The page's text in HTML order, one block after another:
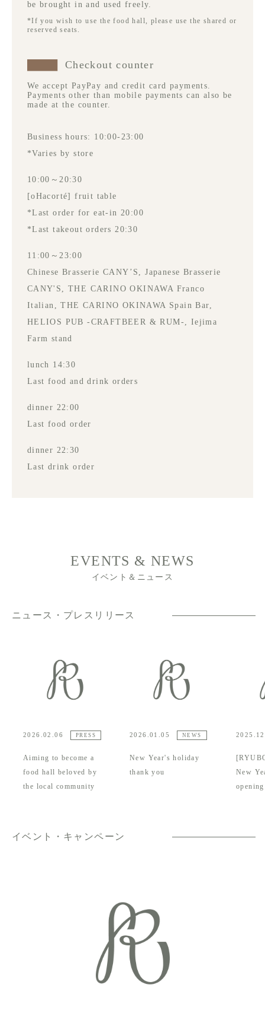
be brought in and used freely.
*If you wish to use the food hall, please use the shared or
reserved seats.
Checkout counter
We accept PayPay and credit card payments.
Payments other than mobile payments can also be
made at the counter.
Business hours: 10:00-23:00
*Varies by store
10:00～20:30
[oHacorté] fruit table
*Last order for eat-in 20:00
*Last takeout orders 20:30
11:00～23:00
Chinese Brasserie CANY’S, Japanese Brasserie
CANY'S, THE CARINO OKINAWA Franco
Italian, THE CARINO OKINAWA Spain Bar,
HELIOS PUB -CRAFTBEER & RUM-, Iejima
Farm stand
lunch 14:30
Last food and drink orders
dinner 22:00
Last food order
dinner 22:30
Last drink order
EVENTS & NEWS
イベント＆ニュース
ニュース・プレスリリース
2026.02.06 PRESS
Aiming to become a
food hall beloved by
the local community
2026.01.05 NEWS
New Year's holiday
thank you
New
イベント・キャンペーン